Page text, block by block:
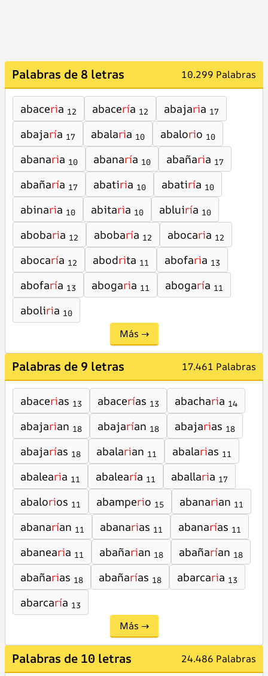
Palabras de 8 letras 10.299 Palabras
abaceria 12 abacería 12 abajaria 17
abajaría 17 abalaria 10 abalorio 10
abanaria 10 abanaría 10 abañaria 17
abañaría 17 abatiria 10 abatiría 10
abinaria 10 abitaria 10 abluiría 10
abobaria 12 abobaría 12 abocaria 12
abocaría 12 abodrita 11 abofaria 13
abofaría 13 abogaria 11 abogaría 11
aboliria 10
Más →
Palabras de 9 letras 17.461 Palabras
abacerias 13 abacerías 13 abacharia 14
abajarian 18 abajarían 18 abajarias 18
abajarías 18 abalarian 11 abalarias 11
abalearia 11 abalearía 11 aballaria 17
abalorios 11 abamperio 15 abanarian 11
abanarían 11 abanarias 11 abanarías 11
abanearia 11 abañarian 18 abañarían 18
abañarias 18 abañarías 18 abarcaria 13
abarcaría 13
Más →
Palabras de 10 letras 24.486 Palabras